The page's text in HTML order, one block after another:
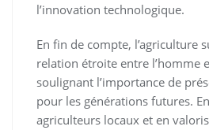
l’innovation technologique.
En fin de compte, l’agriculture
relation étroite entre l’homme
soulignant l’importance de
pour les générations futures.
agriculteurs locaux et en